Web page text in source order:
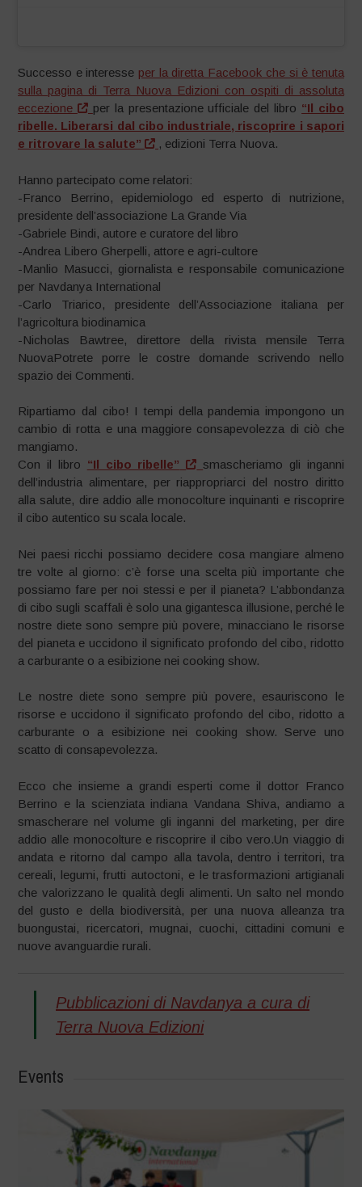
Successo e interesse per la diretta Facebook che si è tenuta
sulla pagina di Terra Nuova Edizioni con ospiti di assoluta
eccezione
per la presentazione ufficiale del libro “Il cibo
ribelle. Liberarsi dal cibo industriale, riscoprire i sapori
e ritrovare la salute”
, edizioni Terra Nuova.
Hanno partecipato come relatori:
-Franco Berrino, epidemiologo ed esperto di nutrizione,
presidente dell’associazione La Grande Via
-Gabriele Bindi, autore e curatore del libro
-Andrea Libero Gherpelli, attore e agri-cultore
-Manlio Masucci, giornalista e responsabile comunicazione
per Navdanya International
-Carlo Triarico, presidente dell’Associazione italiana per
l’agricoltura biodinamica
-Nicholas Bawtree, direttore della rivista mensile Terra
NuovaPotrete porre le costre domande scrivendo nello
spazio dei Commenti.
Ripartiamo dal cibo! I tempi della pandemia impongono un
cambio di rotta e una maggiore consapevolezza di ciò che
mangiamo.
Con il libro “Il cibo ribelle”
smascheriamo gli inganni
dell’industria alimentare, per riappropriarci del nostro diritto
alla salute, dire addio alle monocolture inquinanti e riscoprire
il cibo autentico su scala locale.
Nei paesi ricchi possiamo decidere cosa mangiare almeno
tre volte al giorno: c’è forse una scelta più importante che
possiamo fare per noi stessi e per il pianeta? L’abbondanza
di cibo sugli scaffali è solo una gigantesca illusione, perché le
nostre diete sono sempre più povere, minacciano le risorse
del pianeta e uccidono il significato profondo del cibo, ridotto
a carburante o a esibizione nei cooking show.
Le nostre diete sono sempre più povere, esauriscono le
risorse e uccidono il significato profondo del cibo, ridotto a
carburante o a esibizione nei cooking show. Serve uno
scatto di consapevolezza.
Ecco che insieme a grandi esperti come il dottor Franco
Berrino e la scienziata indiana Vandana Shiva, andiamo a
smascherare nel volume gli inganni del marketing, per dire
addio alle monocolture e riscoprire il cibo vero.Un viaggio di
andata e ritorno dal campo alla tavola, dentro i territori, tra
cereali, legumi, frutti autoctoni, e le trasformazioni artigianali
che valorizzano le qualità degli alimenti. Un salto nel mondo
del gusto e della biodiversità, per una nuova alleanza tra
buongustai, ricercatori, mugnai, cuochi, cittadini comuni e
nuove avanguardie rurali.
Pubblicazioni di Navdanya a cura di
Terra Nuova Edizioni
Events